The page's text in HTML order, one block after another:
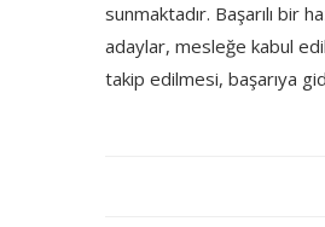
sunmaktadır. Başarılı bir
adaylar, mesleğe kabul
takip edilmesi, başarıya